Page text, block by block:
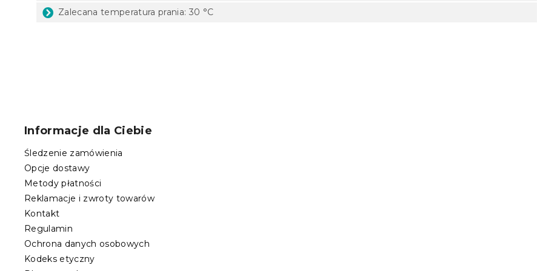
Zalecana temperatura prania: 30 °C
Informacje dla Ciebie
Śledzenie zamówienia
Opcje dostawy
Metody płatności
Reklamacje i zwroty towarów
Kontakt
Regulamin
Ochrona danych osobowych
Kodeks etyczny